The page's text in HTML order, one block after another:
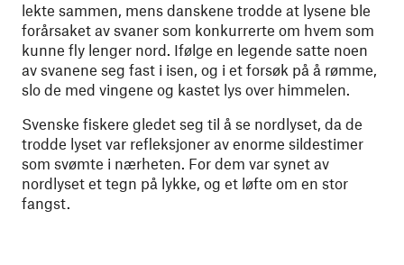
lekte sammen, mens danskene trodde at lysene ble
forårsaket av svaner som konkurrerte om hvem som
kunne fly lenger nord. Ifølge en legende satte noen
av svanene seg fast i isen, og i et forsøk på å rømme,
slo de med vingene og kastet lys over himmelen.
Svenske fiskere gledet seg til å se nordlyset, da de
trodde lyset var refleksjoner av enorme sildestimer
som svømte i nærheten. For dem var synet av
nordlyset et tegn på lykke, og et løfte om en stor
fangst.